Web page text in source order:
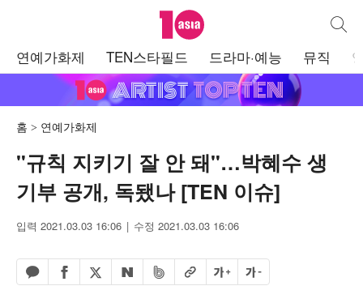
텐아시아 통합
연예가화제 TEN스타필드 드라마·예능 뮤직
홈 연예가화제
"규칙 지키기 잘 안 돼"…박혜수 생
기부 공개, 독됐나 [TEN 이슈]
입력 2021.03.03 16:06 수정 2021.03.03 16:06
카카오톡 공유하기
페이스북 공유하기
엑스 공유하기
네이버 공유하기
밴드 공유하기
URL복사글자 크게글자 작게